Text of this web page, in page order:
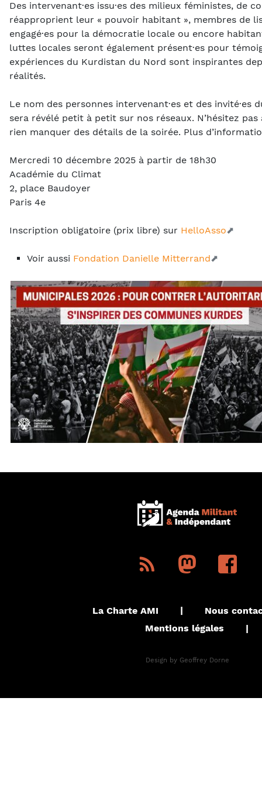
Des intervenant·es issu·es des milieux féministes, de
réapproprient leur « pouvoir habitant », membres de
engagé·es pour la démocratie locale ou encore
luttes locales seront également présent·es pour
expériences du Kurdistan du Nord sont inspirantes
réalités.
Le nom des personnes intervenant·es et des invité·es
sera révélé petit à petit sur nos réseaux. N’hésitez
rien manquer des détails de la soirée. Plus
Mercredi 10 décembre 2025 à partir de 18h30
Académie du Climat
2, place Baudoyer
Paris 4e
Inscription obligatoire (prix libre) sur HelloAsso
Voir aussi Fondation Danielle Mitterrand
La Charte AMI |
Nous
Mentions légales
|
Design by Geoffrey Dorne